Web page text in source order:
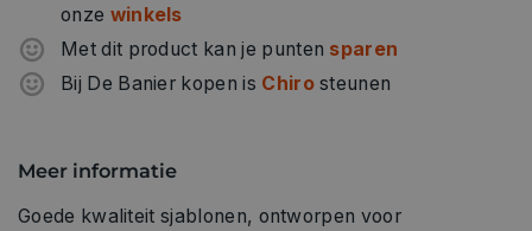
onze winkels
Met dit product kan je punten sparen
Bij De Banier kopen is Chirosteunen
Meer informatie
Goede kwaliteit sjablonen, ontworpen voor